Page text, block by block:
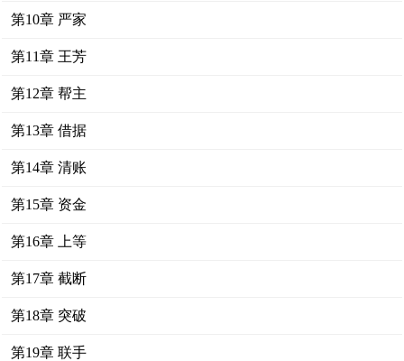
第10章 严家
第11章 王芳
第12章 帮主
第13章 借据
第14章 清账
第15章 资金
第16章 上等
第17章 截断
第18章 突破
第19章 联手